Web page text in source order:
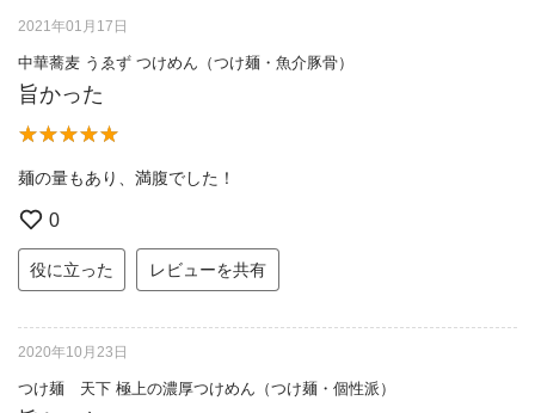
2021年01月17日
中華蕎麦 うゑず つけめん（つけ麺・魚介豚骨）
旨かった
麺の量もあり、満腹でした！
0
役に立った レビューを共有
2020年10月23日
つけ麺 天下 極上の濃厚つけめん（つけ麺・個性派）